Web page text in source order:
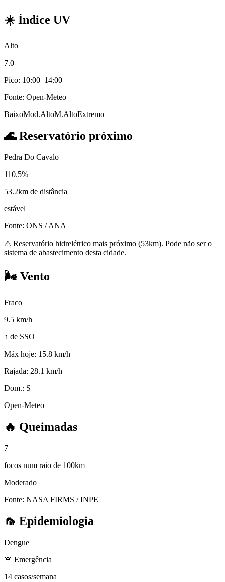
☀️ Índice UV
Alto
7.0
Pico: 10:00–14:00
Fonte: Open-Meteo
BaixoMod.AltoM.AltoExtremo
🌊Reservatório próximo
Pedra Do Cavalo
110.5%
53.2km de distância
estável
Fonte: ONS / ANA
⚠ Reservatório hidrelétrico mais próximo (53km). Pode não ser o
sistema de abastecimento desta cidade.
🌬️ Vento
Fraco
9.5 km/h
↑ de SSO
Máx hoje: 15.8 km/h
Rajada: 28.1 km/h
Dom.: S
Open-Meteo
🔥 Queimadas
7
focos num raio de 100km
Moderado
Fonte: NASA FIRMS / INPE
🦟 Epidemiologia
Dengue
🚨 Emergência
14 casos/semana